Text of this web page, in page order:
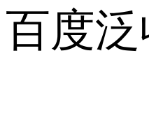
百度